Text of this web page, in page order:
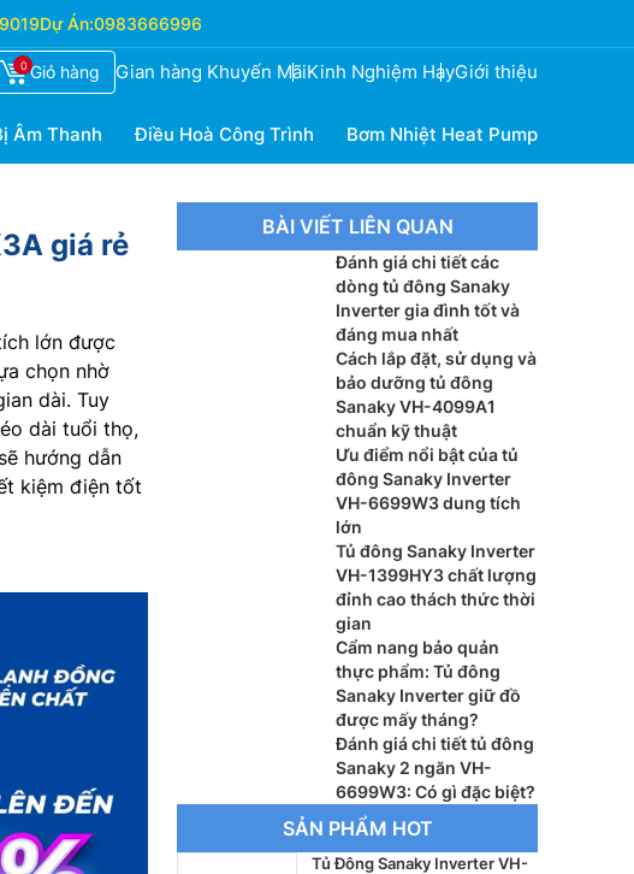
Dự Án:0983666996
0 Giỏ hàng Gian hàng Khuyến MãiKinh Nghiệm HayGiới thiệu
Âm Thanh Điều Hoà Công Trình Bơm Nhiệt Heat Pump
giá rẻ
lớn được
chọn nhờ
dài. Tuy
dài tuổi thọ,
hướng dẫn
kiệm điện tốt
BÀI VIẾT LIÊN QUAN
Đánh giá chi tiết các
dòng tủ đông Sanaky
Inverter gia đình tốt và
đáng mua nhất
Cách lắp đặt, sử dụng và
bảo dưỡng tủ đông
Sanaky VH-4099A1
chuẩn kỹ thuật
Ưu điểm nổi bật của tủ
đông Sanaky Inverter
VH-6699W3 dung tích
lớn
Tủ đông Sanaky Inverter
VH-1399HY3 chất lượng
đỉnh cao thách thức thời
gian
Cẩm nang bảo quản
thực phẩm: Tủ đông
Sanaky Inverter giữ đồ
được mấy tháng?
Đánh giá chi tiết tủ đông
Sanaky 2 ngăn VH-
6699W3: Có gì đặc biệt?
SẢN PHẨM HOT
Tủ Đông Sanaky Inverter VH-